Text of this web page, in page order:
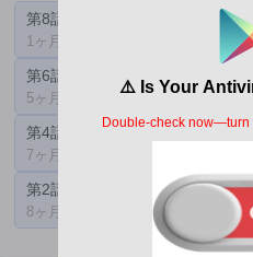
第8話
1ヶ月前
第6話
5ヶ月前
第4話
7ヶ月前
第2話
8ヶ月前